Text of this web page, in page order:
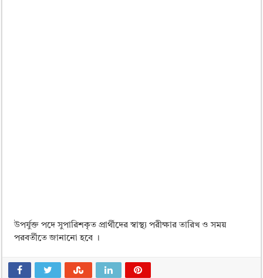
উপর্যুক্ত পদে সুপারিশকৃত প্রার্থীদের স্বাস্থ্য পরীক্ষার তারিখ ও সময়
পরবর্তীতে জানানো হবে ।